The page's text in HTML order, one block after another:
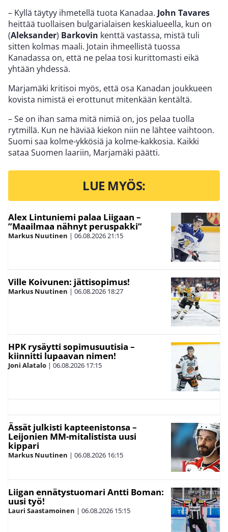
– Kyllä täytyy ihmetellä tuota Kanadaa. John Tavares
heittää tuollaisen bulgarialaisen keskialueella, kun on
(Aleksander) Barkovin kenttä vastassa, mistä tuli
sitten kolmas maali. Jotain ihmeellistä tuossa
Kanadassa on, että ne pelaa tosi kurittomasti eikä
yhtään yhdessä.
Marjamäki kritisoi myös, että osa Kanadan joukkueen
kovista nimistä ei erottunut mitenkään kentältä.
– Se on ihan sama mitä nimiä on, jos pelaa tuolla
rytmillä. Kun ne häviää kiekon niin ne lähtee vaihtoon.
Suomi saa kolme-ykkösiä ja kolme-kakkosia. Kaikki
sataa Suomen laariin, Marjamäki päätti.
LUE MYÖS:
Alex Lintuniemi palaa Liigaan –
”Maailmaa nähnyt peruspakki”
Markus Nuutinen | 06.08.202621:15
Ville Koivunen: jättisopimus!
Markus Nuutinen | 06.08.2026 18:27
HPK rysäytti sopimusuutisia –
kiinnitti lupaavan nimen!
Joni Alatalo | 06.08.2026 17:15
Ässät julkisti kapteenistonsa –
Leijonien MM-mitalistista uusi
kippari
Markus Nuutinen | 06.08.2026 16:15
Liigan ennätystuomari Antti Boman:
uusi työ!
Lauri Saastamoinen | 06.08.2026 15:15